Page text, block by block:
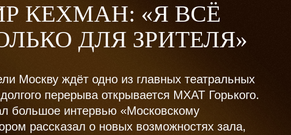
КЕХМАН: «Я ВСЁ
ДЛЯ ЗРИТЕЛЯ»
Москву ждёт одно из главных театральных
перерыва открывается МХАТ Горького.
большое интервью «Московскому
рассказал о новых возможностях зала,